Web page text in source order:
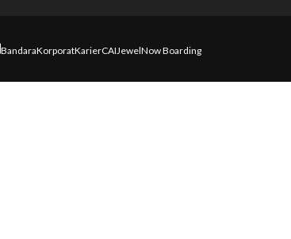
BandaraKorporatKarierCAIJewelNow Boarding